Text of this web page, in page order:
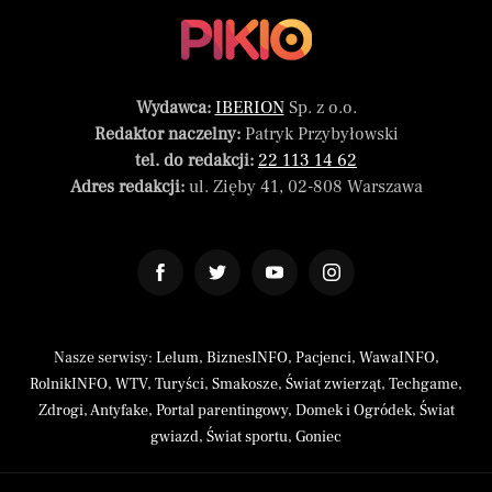
Wydawca: IBERIONSp. z o.o.
Redaktor naczelny:Patryk Przybyłowski
tel. do redakcji: 22 113 14 62
Adres redakcji:ul. Zięby 41, 02-808 Warszawa
Nasze serwisy: Lelum, BiznesINFO, Pacjenci, WawaINFO,
RolnikINFO, WTV, Turyści, Smakosze, Świat zwierząt, Techgame,
Zdrogi,Antyfake, Portal parentingowy, Domek i Ogródek, Świat
gwiazd, Świat sportu, Goniec